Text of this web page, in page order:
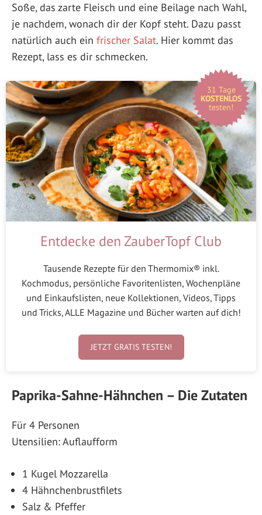
Soße, das zarte Fleisch und eine Beilage nach Wahl,
je nachdem, wonach dir der Kopf steht. Dazu passt
natürlich auch ein frischer Salat. Hier kommt das
Rezept, lass es dir schmecken.
31 Tage
KOSTENLOS
testen!
Entdecke den ZauberTopf Club
Tausende Rezepte für den Thermomix® inkl.
Kochmodus, persönliche Favoritenlisten, Wochenpläne
und Einkaufslisten, neue Kollektionen, Videos, Tipps
und Tricks, ALLE Magazine und Bücher warten auf dich!
JETZT GRATIS TESTEN!
Paprika-Sahne-Hähnchen – Die Zutaten
Für 4 Personen
Utensilien: Auflaufform
1 Kugel Mozzarella
4 Hähnchenbrustfilets
Salz & Pfeffer